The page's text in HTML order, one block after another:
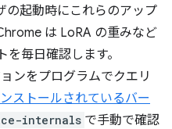
の起動時にこれらのアップ
は LoRA の重みなど
毎日確認します。
ンをプログラムでクエリ
ストールされているバー
internals で手動で確認